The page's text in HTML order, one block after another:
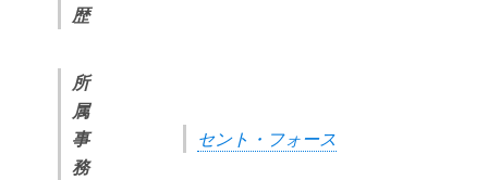
歴
所
属
事
務
セント・フォース